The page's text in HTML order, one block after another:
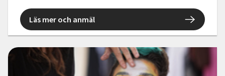
Läs mer och anmäl